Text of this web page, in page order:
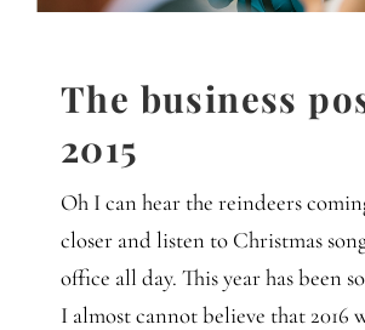
Mindset
Schreiben
The business
2015
Oh I can hear the reindeers
closer and listen to Christmas
office all day. This year has been
I almost cannot believe that 2016